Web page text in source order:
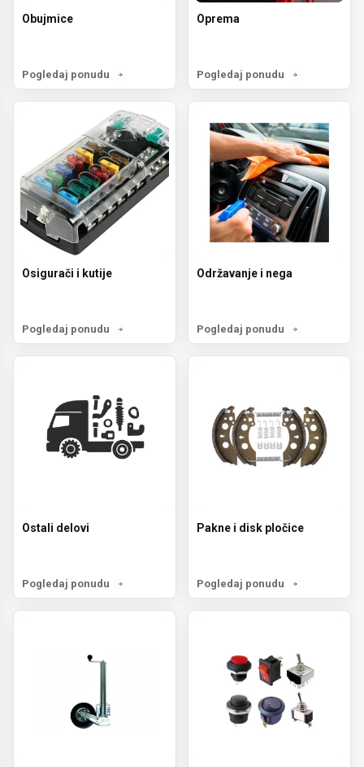
Obujmice
Pogledaj ponudu
Oprema
Pogledaj ponudu
Osigurači i kutije
Pogledaj ponudu
Održavanje i nega
Pogledaj ponudu
Ostali delovi
Pogledaj ponudu
Pakne i disk pločice
Pogledaj ponudu
Prijava za newsletter
Želiš da dobiješ informacije o novostima,
popustima i akcijama? Prijavi se ovde.